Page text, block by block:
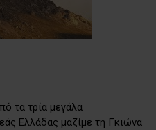
τα τρία μεγάλα
Ελλάδας μαζίμε τη Γκιώνα